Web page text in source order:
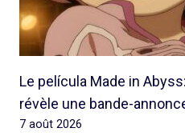
Le película Made in
révèle une bande-
7 août 2026